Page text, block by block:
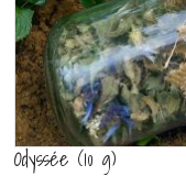
Odyssée (10 g)